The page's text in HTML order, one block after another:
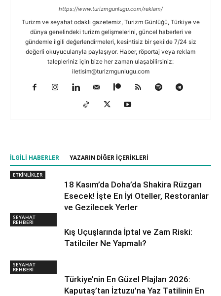
https://www.turizmgunlugu.com/reklam/
Turizm ve seyahat odaklı gazetemiz, Turizm Günlüğü, Türkiye ve
dünya genelindeki turizm gelişmelerini, güncel haberleri ve
gündemle ilgili değerlendirmeleri, kesintisiz bir şekilde 7/24 siz
değerli okuyucularıyla paylaşıyor. Haber, röportaj veya reklam
talepleriniz için bize her zaman ulaşabilirsiniz:
iletisim@turizmgunlugu.com
İLGILI HABERLER YAZARIN DIĞER İÇERIKLERI
ETKİNLİKLER
18 Kasım’da Doha’da Shakira Rüzgarı
Esecek! İşte En İyi Oteller, Restoranlar
ve Gezilecek Yerler
SEYAHAT
REHBERİ
Kış Uçuşlarında İptal ve Zam Riski:
Tatilciler Ne Yapmalı?
SEYAHAT
REHBERİ
Türkiye’nin En Güzel Plajları 2026:
Kaputaş’tan İztuzu’na Yaz Tatilinin En